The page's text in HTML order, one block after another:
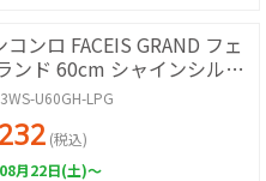
ンロ FACEIS GRAND フェ
ンド 60cm シャインシルバ
用【日本製】台数限定!!
グランサービス!
U60GH-LPG
(税込)
月22日(土)～